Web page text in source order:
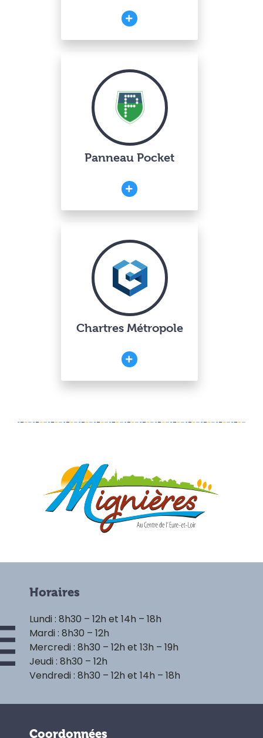
Panneau Pocket
Chartres Métropole
Horaires
Lundi : 8h30 – 12h et 14h – 18h
Mardi : 8h30 – 12h
Mercredi : 8h30 – 12h et 13h – 19h
Jeudi : 8h30 – 12h
Vendredi : 8h30 – 12h et 14h – 18h
Coordonnées